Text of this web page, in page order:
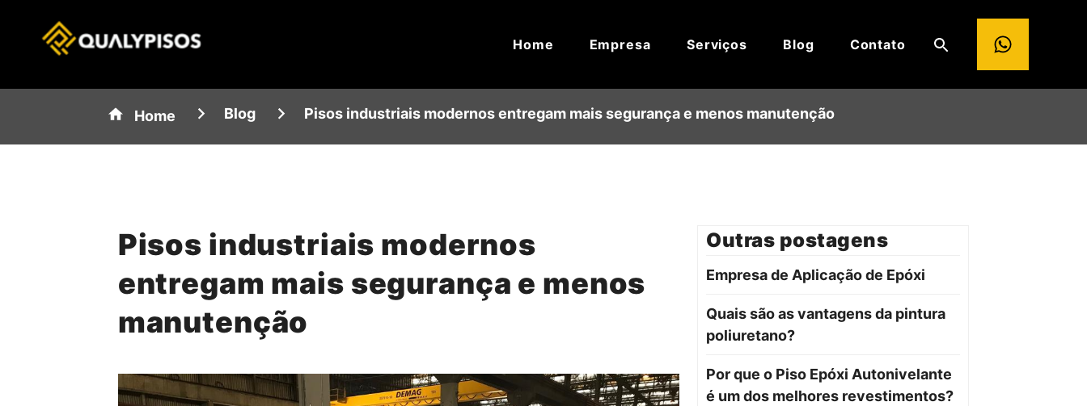
Home Empresa Serviços Blog Contato
Home Blog Pisos industriais modernos entregam mais segurança e menos manutenção
Pisos industriais modernos
entregam mais segurança e menos
manutenção
Outras postagens
Empresa de Aplicação de Epóxi
Quais são as vantagens da pintura
poliuretano?
Por que o Piso Epóxi Autonivelante
é um dos melhores revestimentos?